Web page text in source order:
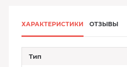
ХАРАКТЕРИСТИКИ ОТЗЫВЫ
Тип